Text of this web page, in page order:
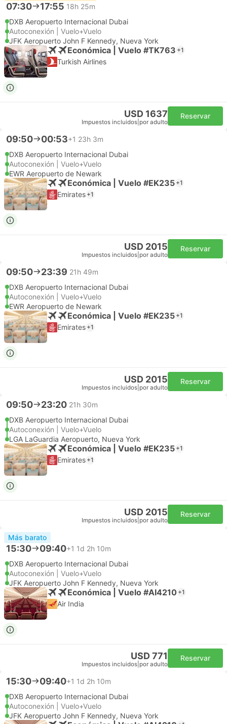
07:30 17:55 18h 25m
DXB Aeropuerto Internacional Dubai
Autoconexión | Vuelo+Vuelo
JFK Aeropuerto John F Kennedy, Nueva York
Económica | Vuelo #TK763 +1
Turkish Airlines
USD 1637
Impuestos incluidos por adulto
Reservar
09:50 00:53+1 23h 3m
DXB Aeropuerto Internacional Dubai
Autoconexión | Vuelo+Vuelo
EWR Aeropuerto de Newark
Económica | Vuelo #EK235 +1
Emirates +1
USD 2015
Impuestos incluidos por adulto
Reservar
09:50 23:39 21h 49m
DXB Aeropuerto Internacional Dubai
Autoconexión | Vuelo+Vuelo
EWR Aeropuerto de Newark
Económica | Vuelo #EK235 +1
Emirates +1
USD 2015
Impuestos incluidos por adulto
Reservar
09:50 23:20 21h 30m
DXB Aeropuerto Internacional Dubai
Autoconexión | Vuelo+Vuelo
LGA LaGuardia Aeropuerto, Nueva York
Económica | Vuelo #EK235 +1
Emirates +1
USD 2015
Impuestos incluidos por adulto
Reservar
Más barato
15:30 09:40+1 1d 2h 10m
DXB Aeropuerto Internacional Dubai
Autoconexión | Vuelo+Vuelo
JFK Aeropuerto John F Kennedy, Nueva York
Económica | Vuelo #AI4210 +1
Air India
USD 771
Impuestos incluidos por adulto
Reservar
15:30 09:40+1 1d 2h 10m
DXB Aeropuerto Internacional Dubai
Autoconexión | Vuelo+Vuelo
JFK Aeropuerto John F Kennedy, Nueva York